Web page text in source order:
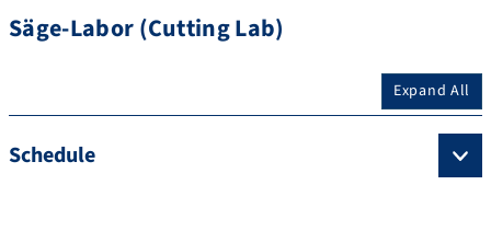
Säge-Labor (Cutting Lab)
Expand All
Schedule